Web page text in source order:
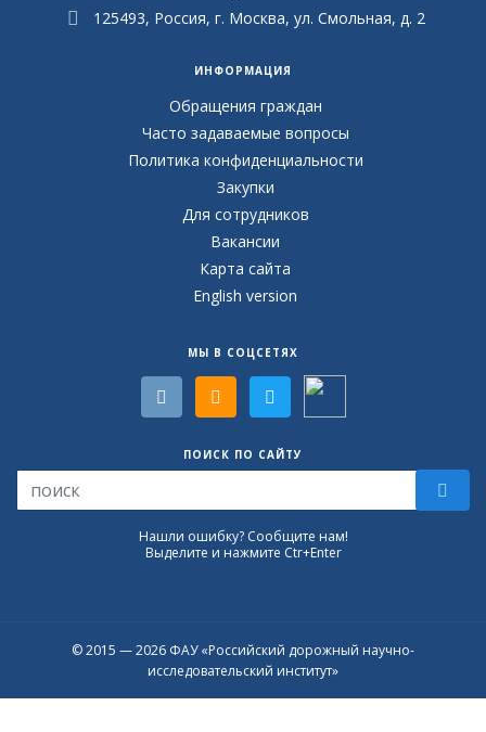
125493, Россия, г. Москва, ул. Смольная, д. 2
ИНФОРМАЦИЯ
Обращения граждан
Часто задаваемые вопросы
Политика конфиденциальности
Закупки
Для сотрудников
Вакансии
Карта сайта
English version
МЫ В СОЦСЕТЯХ
ПОИСК ПО САЙТУ
Нашли ошибку? Сообщите нам!
Выделите и нажмите Ctr+Enter
© 2015 — 2026 ФАУ «Российский дорожный научно-
исследовательский институт»